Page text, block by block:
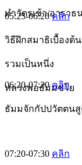
ทำวัตรเช้า/อาราธ
05:25-06:20คลิก
วิธีฝึกสมาธิเบื้องต้น
รวมเป็นหนึ่ง
หลวงพ่อธัมมชโย
06:20-07:20คลิก
ธัมมจักกัปปวัตตนสู
07:20-07:30 คลิก